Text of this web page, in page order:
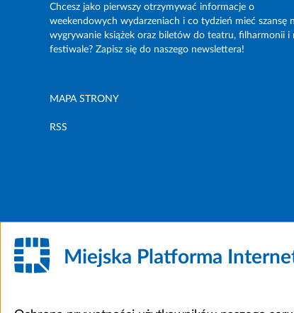
Chcesz jako pierwszy otrzymywać informacje o
weekendowych wydarzeniach i co tydzień mieć szansę
wygrywanie książek oraz biletów do teatru, filharmonii i
festiwale? Zapisz się do naszego newslettera!
MAPA STRONY
RSS
Miejska Platforma